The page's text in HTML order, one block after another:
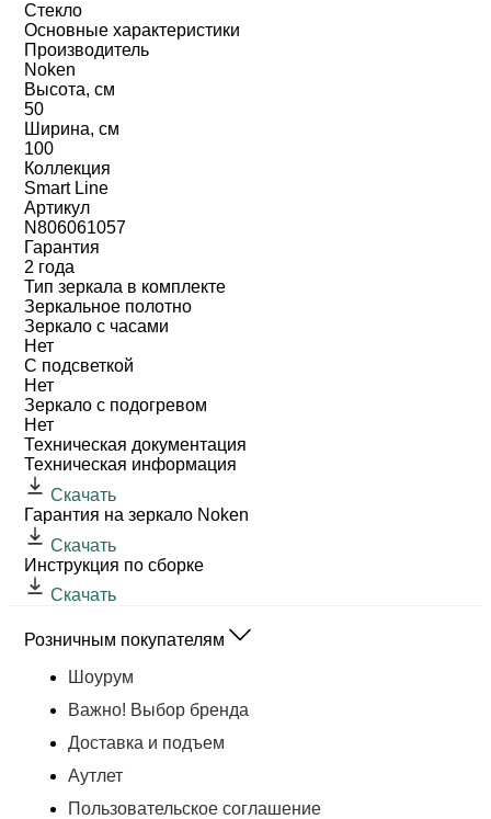
Стекло
Основные характеристики
Производитель
Noken
Высота, см
50
Ширина, см
100
Коллекция
Smart Line
Артикул
N806061057
Гарантия
2 года
Тип зеркала в комплекте
Зеркальное полотно
Зеркало с часами
Нет
С подсветкой
Нет
Зеркало с подогревом
Нет
Техническая документация
Техническая информация
Скачать
Гарантия на зеркало Noken
Скачать
Инструкция по сборке
Скачать
Розничным покупателям
Шоурум
Важно! Выбор бренда
Доставка и подъем
Аутлет
Пользовательское соглашение